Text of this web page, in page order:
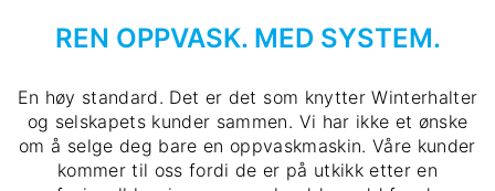
REN OPPVASK. MED SYSTEM.
En høy standard. Det er det som knytter Winterhalter
og selskapets kunder sammen. Vi har ikke et ønske
om å selge deg bare en oppvaskmaskin. Våre kunder
kommer til oss fordi de er på utkikk etter en